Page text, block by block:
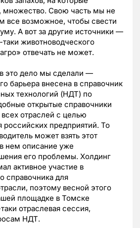
множество. Свою часть мы не
все возможное, чтобы свести
А вот за другие источники —
животноводческого
отвечать не может.
это дело мы сделали —
барьера внесена в справочник
технологий (НДТ) по
открытые справочники
отраслей с целью
российских предприятий. То
может взять этот
нем описание уже
его проблемы. Холдинг
активное участие в
справочника для
поэтому весной этого
площадке в Томске
отраслевая сессия,
НДТ.